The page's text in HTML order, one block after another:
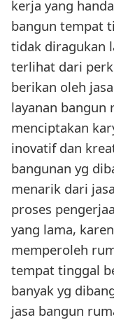
kerja yang
bangun tempat
tidak diragukan
terlihat dari
berikan oleh
layanan bangun
menciptakan
inovatif dan
bangunan yg
menarik dari
proses
yang lama,
memperoleh
tempat tinggal
banyak yg
jasa bangun